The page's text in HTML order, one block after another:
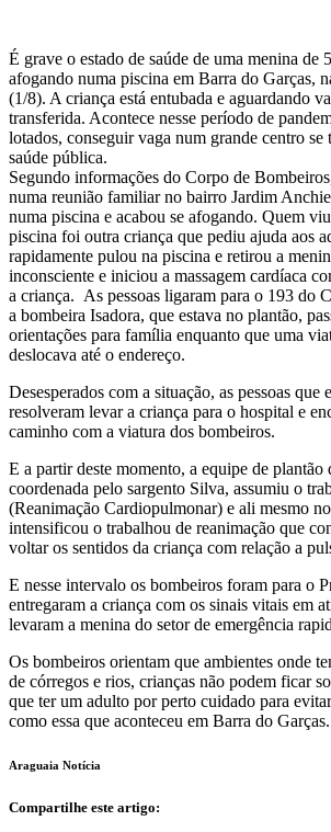
É grave o estado de saúde de uma menina de
afogando numa piscina em Barra do Garças,
(1/8). A criança está entubada e aguardando
transferida. Acontece nesse período de
lotados, conseguir vaga num grande centro se
saúde pública.
Segundo informações do Corpo de
numa reunião familiar no bairro Jardim
numa piscina e acabou se afogando. Quem
piscina foi outra criança que pediu ajuda aos
rapidamente pulou na piscina e retirou a
inconsciente e iniciou a massagem cardíaca
a criança. As pessoas ligaram para o 193 do
a bombeira Isadora, que estava no plantão,
orientações para família enquanto que uma
deslocava até o endereço.
Desesperados com a situação, as pessoas que
resolveram levar a criança para o hospital e
caminho com a viatura dos bombeiros.
E a partir deste momento, a equipe de plantão
coordenada pelo sargento Silva, assumiu o
(Reanimação Cardiopulmonar) e ali mesmo
intensificou o trabalhou de reanimação que
voltar os sentidos da criança com relação a
E nesse intervalo os bombeiros foram para o
entregaram a criança com os sinais vitais em
levaram a menina do setor de emergência
Os bombeiros orientam que ambientes onde
de córregos e rios, crianças não podem ficar
que ter um adulto por perto cuidado para
como essa que aconteceu em Barra do Garças.
Araguaia Notícia
Compartilhe este artigo: